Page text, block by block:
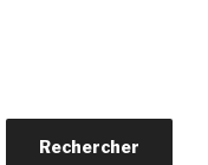
Rechercher